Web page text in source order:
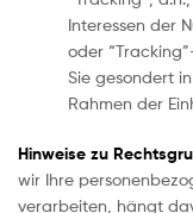
Interessen der
oder
Sie gesondert
Rahmen der
Hinweise zu
wir Ihre
verarbeiten, hängt